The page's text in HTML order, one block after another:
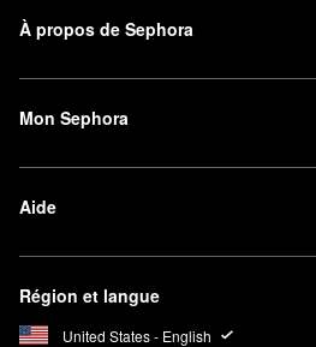
À propos de Sephora
Mon Sephora
Aide
Région et langue
United States - English